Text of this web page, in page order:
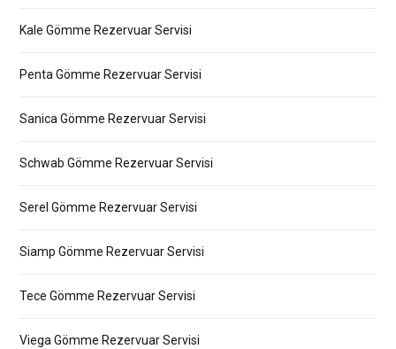
Kale Gömme Rezervuar Servisi
Penta Gömme Rezervuar Servisi
Sanica Gömme Rezervuar Servisi
Schwab Gömme Rezervuar Servisi
Serel Gömme Rezervuar Servisi
Siamp Gömme Rezervuar Servisi
Tece Gömme Rezervuar Servisi
Viega Gömme Rezervuar Servisi